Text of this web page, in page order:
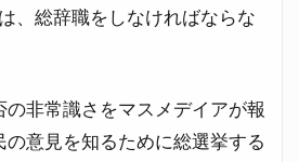
、総辞職をしなければならな
非常識さをマスメデイアが報
の意見を知るために総選挙する